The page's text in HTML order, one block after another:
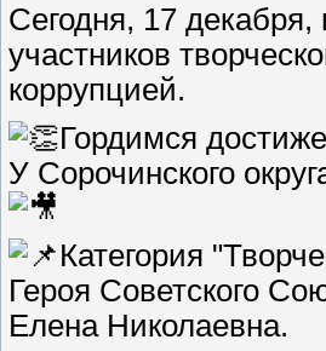
Сегодня, 17
участников
коррупцией.
Гордимся
У Сорочинского
Категория
Героя Советского
Елена Николаевна.